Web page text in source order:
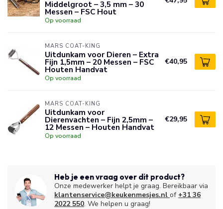
Middelgroot – 3,5 mm – 30
Messen – FSC Hout
Op voorraad
MARS COAT-KING
Uitdunkam voor Dieren – Extra
Fijn 1,5mm – 20 Messen – FSC
Houten Handvat
Op voorraad
€40,95
MARS COAT-KING
Uitdunkam voor
Dierenvachten – Fijn 2,5mm –
12 Messen – Houten Handvat
Op voorraad
€29,95
Heb je een vraag over dit product?
Onze medewerker helpt je graag. Bereikbaar via
klantenservice@keukenmesjes.nl of +31 36
2022 550. We helpen u graag!